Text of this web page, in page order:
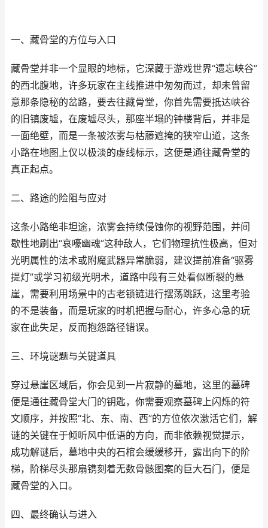
一、藏骨堂的方位与入口
藏骨堂并非一个显眼的地标，它深藏于游戏世界“遗忘峡谷”
的西北腹地，许多玩家在主线推进中匆匆而过，却未曾留
意那条隐秘的岔路，要去往藏骨堂，你首先需要抵达峡谷
的旧镇废墟，在废墟尽头，那座半塌的钟楼背后，并非是
一面绝壁，而是一条被浓雾与枯藤遮掩的狭窄山道，这条
小路在地图上仅以极淡的虚线标示，这便是通往藏骨堂的
真正起点。
二、路途的险阻与应对
这条小路绝非坦途，浓雾会持续侵蚀你的视野范围，并间
歇性地刷出“哀嚎幽魂”这种敌人，它们物理抗性极高，但对
光明属性的法术或附魔武器异常脆弱，建议提前准备“驱雾
提灯”或学习初级光明术，道路中段有三处看似断裂的悬
崖，需要利用场景中的古老锁链进行摆荡跳跃，这里考验
的不是装备，而是玩家的时机把握与耐心，许多心急的玩
家在此失足，反而抱怨路径错误。
三、环境谜题与关键道具
穿过悬崖区域后，你会见到一片寂静的墓地，这里的墓碑
便是通往藏骨堂大门的钥匙，你需要观察墓碑上闪烁的符
文顺序，并按照“北、东、南、西”的方位依次激活它们，解
谜的关键在于倾听风中低语的方向，而非依赖视觉提示，
成功解谜后，墓地中央的石棺会缓缓移开，露出向下的阶
梯，阶梯尽头那扇镌刻着无数骨骸图案的巨大石门，便是
藏骨堂的入口。
四、最终确认与进入